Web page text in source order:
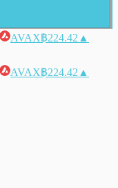
AVAX฿224.42 ▲
AVAX฿224.42 ▲